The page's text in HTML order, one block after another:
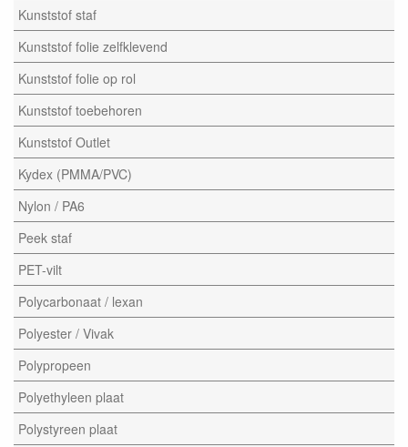
Kunststof staf
Kunststof folie zelfklevend
Kunststof folie op rol
Kunststof toebehoren
Kunststof Outlet
Kydex (PMMA/PVC)
Nylon / PA6
Peek staf
PET-vilt
Polycarbonaat / lexan
Polyester / Vivak
Polypropeen
Polyethyleen plaat
Polystyreen plaat